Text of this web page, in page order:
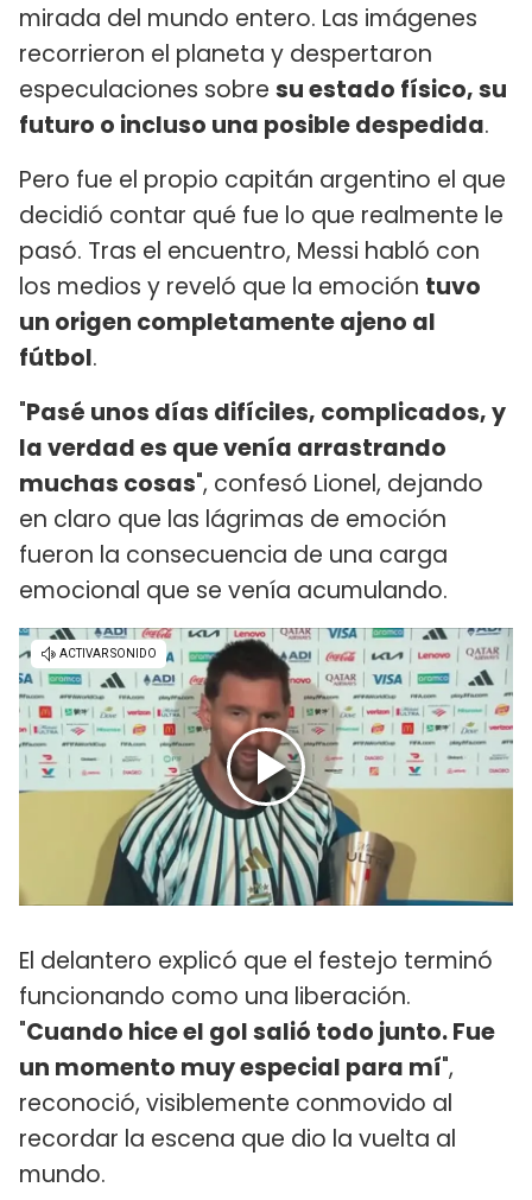
mirada del mundo entero. Las imágenes
recorrieron el planeta y despertaron
especulaciones sobre su estado físico, su
futuro o incluso una posible despedida.
Pero fue el propio capitán argentino el que
decidió contar qué fue lo que realmente le
pasó. Tras el encuentro, Messi habló con
los medios y reveló que la emoción tuvo
un origen completamente ajeno al
fútbol.
"Pasé unos días difíciles, complicados, y
la verdad es que venía arrastrando
muchas cosas", confesó Lionel, dejando
en claro que las lágrimas de emoción
fueron la consecuencia de una carga
emocional que se venía acumulando.
El delantero explicó que el festejo terminó
funcionando como una liberación.
"Cuando hice el gol salió todo junto. Fue
un momento muy especial para mí",
reconoció, visiblemente conmovido al
recordar la escena que dio la vuelta al
mundo.